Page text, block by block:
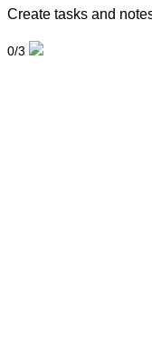
Create tasks and
0/3